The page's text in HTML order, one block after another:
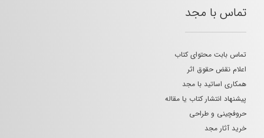
تماس با مجد
تماس بابت محتوای کتاب
اعلام نقض حقوق اثر
همکاری اساتید با مجد
پیشنهاد انتشار کتاب یا مقاله
حروفچینی و طراحی
خرید آثار مجد